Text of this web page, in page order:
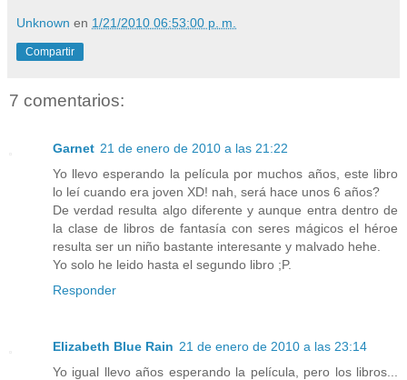
Unknown en 1/21/2010 06:53:00 p. m.
Compartir
7 comentarios:
Garnet 21 de enero de 2010 a las 21:22
Yo llevo esperando la película por muchos años, este libro
lo leí cuando era joven XD! nah, será hace unos 6 años?
De verdad resulta algo diferente y aunque entra dentro de
la clase de libros de fantasía con seres mágicos el héroe
resulta ser un niño bastante interesante y malvado hehe.
Yo solo he leido hasta el segundo libro ;P.
Responder
Elizabeth Blue Rain 21 de enero de 2010 a las 23:14
Yo igual llevo años esperando la película, pero los libros...